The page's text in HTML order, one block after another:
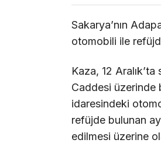
Sakarya’nın
otomobili ile
Kaza, 12
Caddesi üzerinde
idaresindeki
refüjde bulunan
edilmesi üzerine